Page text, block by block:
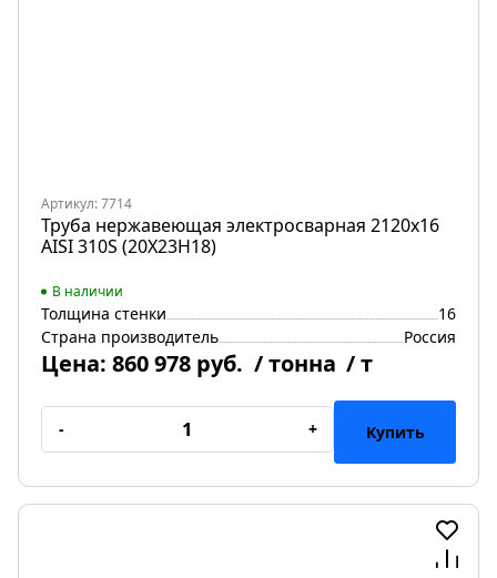
Артикул: 7714
Труба нержавеющая электросварная 2120х16
AISI 310S (20Х23Н18)
В наличии
Толщина стенки
16
Страна производитель
Россия
Цена: 860 978 руб. / тонна / т
- + Купить